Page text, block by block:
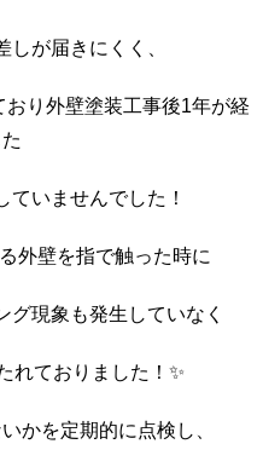
しが届きにくく、
り外壁塗装工事後1年が経
ていませんでした！
外壁を指で触った時に
グ現象も発生していなく
れておりました！✨
かを定期的に点検し、